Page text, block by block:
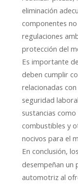
eliminación
componentes
regulaciones
protección del
Es importante
deben cumplir
relacionadas
seguridad
sustancias
combustibles y
nocivos para el
En conclusión, los
desempeñan un
automotriz al